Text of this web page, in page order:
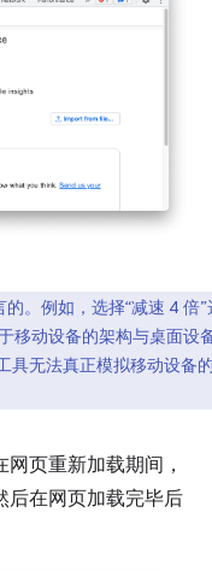
。例如，选择“减速 4 倍
移动设备的架构与桌面设
具无法真正模拟移动设备
网页重新加载期间，
后在网页加载完毕后